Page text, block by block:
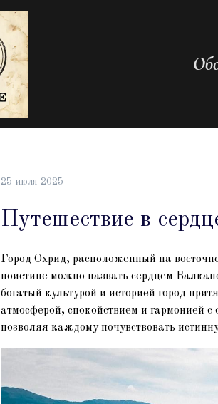
25 июля 2025
Путешествие в
Город Охрид, расположенный на
поистине можно назвать сердцем
богатый культурой и историей город
атмосферой, спокойствием и гармонией
позволяя каждому почувствовать